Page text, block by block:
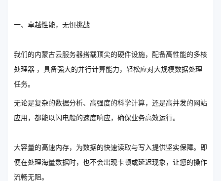
一、卓越性能，无惧挑战
我们的内蒙古云服务器搭载顶尖的硬件设施，配备高性能的多核
处理器 ，具备强大的并行计算能力，轻松应对大规模数据处理
任务。
无论是复杂的数据分析、高强度的科学计算，还是高并发的网站
应用，都能以闪电般的速度响应，确保业务高效运行。
大容量的高速内存，为数据的快速读取与写入提供坚实保障。即
便在处理海量数据时，也不会出现卡顿或延迟现象，让您的操作
流畅无阻。